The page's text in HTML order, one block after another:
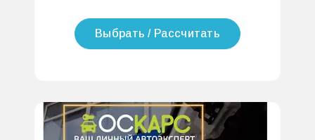
Выбрать / Рассчитать